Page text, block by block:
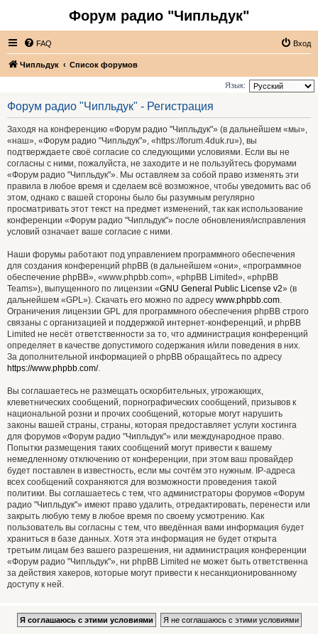
Форум радио "Чипльдук"
FAQ Вход
Чипльдук Список форумов
Язык:
Форум радио "Чипльдук" - Регистрация
Заходя на конференцию «Форум радио "Чипльдук"» (в дальнейшем «мы»,
«наш», «Форум радио "Чипльдук"», «https://forum.4duk.ru»), вы
подтверждаете своё согласие со следующими условиями. Если вы не
согласны с ними, пожалуйста, не заходите и не пользуйтесь форумами
«Форум радио "Чипльдук"». Мы оставляем за собой право изменять эти
правила в любое время и сделаем всё возможное, чтобы уведомить вас об
этом, однако с вашей стороны было бы разумным регулярно
просматривать этот текст на предмет изменений, так как использование
конференции «Форум радио "Чипльдук"» после обновления/исправления
условий означает ваше согласие с ними.
Наши форумы работают под управлением программного обеспечения
для создания конференций phpBB (в дальнейшем «они», «программное
обеспечение phpBB», «www.phpbb.com», «phpBB Limited», «phpBB
Teams»), выпущенного по лицензии «GNU General Public License v2» (в
дальнейшем «GPL»). Скачать его можно по адресу www.phpbb.com.
Ограничения лицензии GPL для программного обеспечения phpBB строго
связаны с организацией и поддержкой интернет-конференций, и phpBB
Limited не несёт ответственности за то, что администрация конференций
определяет в качестве допустимого содержания и/или поведения в них.
За дополнительной информацией о phpBB обращайтесь по адресу
https://www.phpbb.com/.
Вы соглашаетесь не размещать оскорбительных, угрожающих,
клеветнических сообщений, порнографических сообщений, призывов к
национальной розни и прочих сообщений, которые могут нарушить
законы вашей страны, страны, которая предоставляет услуги хостинга
для форумов «Форум радио "Чипльдук"» или международное право.
Попытки размещения таких сообщений могут привести к вашему
немедленному отключению от конференции, при этом ваш провайдер
будет поставлен в известность, если мы сочтём это нужным. IP-адреса
всех сообщений сохраняются для возможности проведения такой
политики. Вы соглашаетесь с тем, что администраторы форумов «Форум
радио "Чипльдук"» имеют право удалить, отредактировать, перенести или
закрыть любую тему в любое время по своему усмотрению. Как
пользователь вы согласны с тем, что введённая вами информация будет
храниться в базе данных. Хотя эта информация не будет открыта
третьим лицам без вашего разрешения, ни администрация конференции
«Форум радио "Чипльдук"», ни phpBB Limited не может быть ответственна
за действия хакеров, которые могут привести к несанкционированному
доступу к ней.